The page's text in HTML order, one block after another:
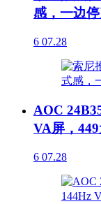
感，一边
6 07.28
AOC
VA屏，
6 07.28